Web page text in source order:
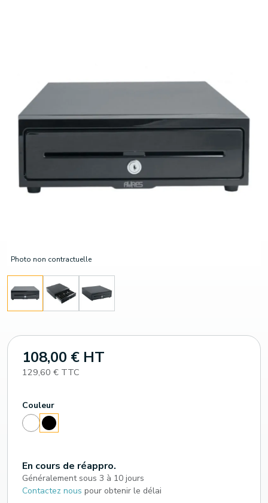
Photo non contractuelle
108,00 € HT
129,60 € TTC
Couleur
BlancNoir
En cours de réappro.
Généralement sous 3 à 10 jours
Contactez nous pour obtenir le délai